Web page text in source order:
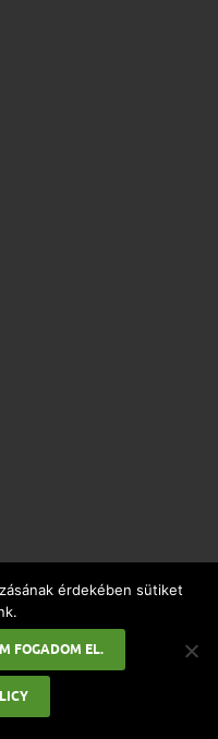
érdekében sütiket
FOGADOM EL.